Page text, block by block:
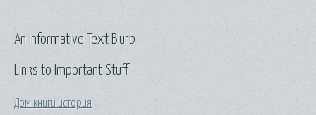
Links to Important Stuff
Дом книги история
An Informative Text Blurb